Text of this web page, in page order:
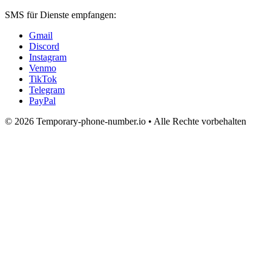
SMS für Dienste empfangen:
Gmail
Discord
Instagram
Venmo
TikTok
Telegram
PayPal
© 2026 Temporary-phone-number.io • Alle Rechte vorbehalten